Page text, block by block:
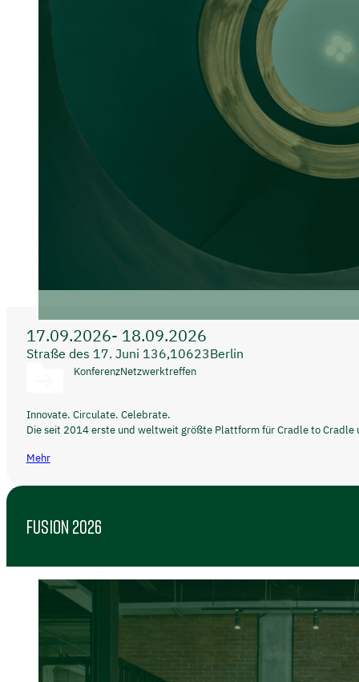
17.09.2026- 18.09.2026
Straße des 17. Juni 136,10623Berlin
KonferenzNetzwerktreffen
Innovate. Circulate. Celebrate.
Die seit 2014 erste und weltweit größte Plattform für Cradle to Cradle
Mehr
FUSION 2026